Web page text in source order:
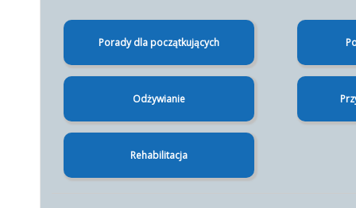
Porady dla początkujących
Odżywianie
Rehabilitacja